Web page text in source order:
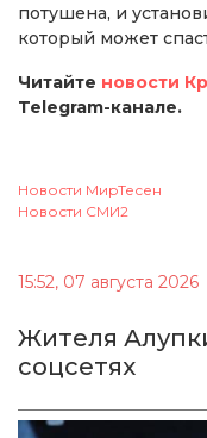
потушена, и
который может
Читайте новости
Telegram-канале.
Новости МирТесен
Новости СМИ2
15:52, 07 августа 2026
Жителя
соцсетях